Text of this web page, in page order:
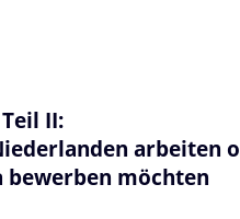
II:
arbeiten
möchten